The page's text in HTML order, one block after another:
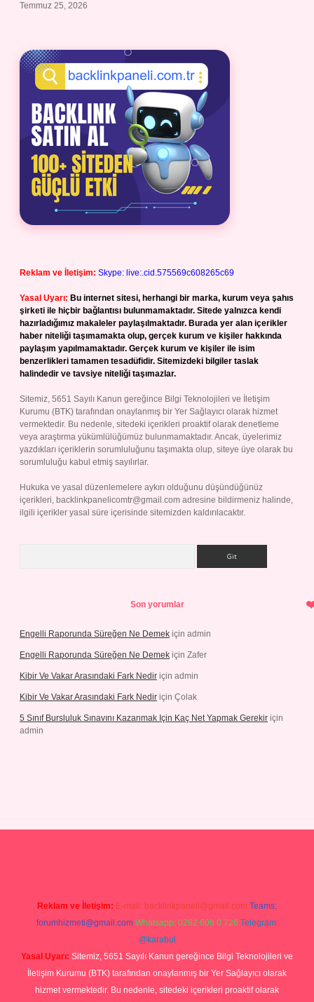
Temmuz 25, 2026
Reklam ve İletişim: Skype: live:.cid.575569c608265c69
Yasal Uyarı: Bu internet sitesi, herhangi bir marka, kurum veya şahıs
şirketi ile hiçbir bağlantısı bulunmamaktadır. Sitede yalnızca kendi
hazırladığımız makaleler paylaşılmaktadır. Burada yer alan içerikler
haber niteliği taşımamakta olup, gerçek kurum ve kişiler hakkında
paylaşım yapılmamaktadır. Gerçek kurum ve kişiler ile isim
benzerlikleri tamamen tesadüfidir. Sitemizdeki bilgiler taslak
halindedir ve tavsiye niteliği taşımazlar.
Sitemiz, 5651 Sayılı Kanun gereğince Bilgi Teknolojileri ve İletişim
Kurumu (BTK) tarafından onaylanmış bir Yer Sağlayıcı olarak hizmet
vermektedir. Bu nedenle, sitedeki içerikleri proaktif olarak denetleme
veya araştırma yükümlülüğümüz bulunmamaktadır. Ancak, üyelerimiz
yazdıkları içeriklerin sorumluluğunu taşımakta olup, siteye üye olarak bu
sorumluluğu kabul etmiş sayılırlar.
Hukuka ve yasal düzenlemelere aykırı olduğunu düşündüğünüz
içerikleri, backlinkpanelicomtr@gmail.com adresine bildirmeniz halinde,
ilgili içerikler yasal süre içerisinde sitemizden kaldırılacaktır.
Son yorumlar
Engelli Raporunda Süreğen Ne Demek için admin
Engelli Raporunda Süreğen Ne Demek için Zafer
Kibir Ve Vakar Arasındaki Fark Nedir için admin
Kibir Ve Vakar Arasındaki Fark Nedir için Çolak
5 Sınıf Bursluluk Sınavını Kazanmak Için Kaç Net Yapmak Gerekir için
admin
Reklam ve İletişim: E-mail: backlinkpaneli@gmail.com Teams:
forumhizmeti@gmail.com Whatsapp: 0262 606 0 726 Telegram:
@karabul
Yasal Uyarı: Sitemiz, 5651 Sayılı Kanun gereğince Bilgi Teknolojileri ve
İletişim Kurumu (BTK) tarafından onaylanmış bir Yer Sağlayıcı olarak
hizmet vermektedir. Bu nedenle, sitedeki içerikleri proaktif olarak